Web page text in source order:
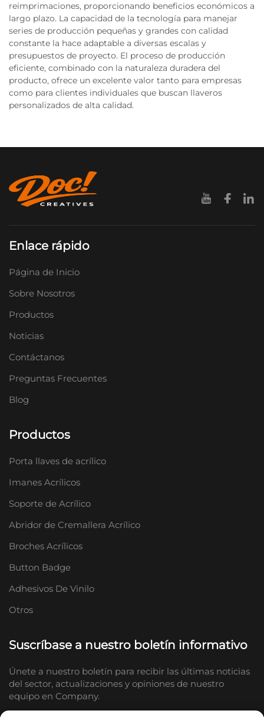
reimprimaciones, proporcionando beneficios económicos a
largo plazo. La capacidad de la tecnología para manejar
series de producción pequeñas y grandes con calidad
constante la hace adaptable a diversas escalas y
presupuestos de proyecto. El proceso de producción
eficiente, combinado con la naturaleza duradera del
producto, ofrece un excelente valor tanto para empresas
como para clientes individuales que buscan llaveros
personalizados de alta calidad.
Enlace rápido
Página de Inicio
Sobre Nosotros
Productos
Noticias
Contáctanos
Preguntas Frecuentes
Blog
Productos
Porta llaves de acrílico
Imanes Acrílicos
Soporte de Acrílico
Abridor de Cremallera Acrílico
Broches Acrílicos
Button Badge
Adhesivos De Vinilo
Otros
Suscríbase a nuestro boletín informativo
Únete a nuestro boletín para recibir las últimas noticias
del sector, actualizaciones y opiniones de nuestro
equipo en Company.